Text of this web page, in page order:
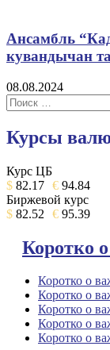
Ансамбль
кувандычан
08.08.2024
Поиск:
Курсы
Курс ЦБ
$ 82.17 € 94.84
Биржевой курс
$ 82.52 € 95.39
Коротко
Коротко о
Коротко о
Коротко о
Коротко о
Коротко о